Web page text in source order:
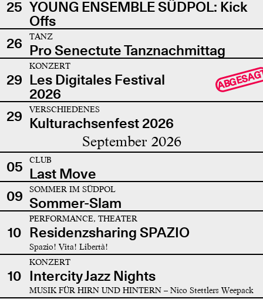
25 YOUNG ENSEMBLE SÜDPOL: Kick
Offs
26
TANZ
Pro Senectute Tanznachmittag
29
KONZERT
Les Digitales Festival
2026
29 VERSCHIEDENES
Kulturachsenfest 2026
September 2026
05 CLUB
Last Move
09
SOMMER IM SÜDPOL
Sommer-Slam
10
PERFORMANCE, THEATER
Residenzsharing SPAZIO
Spazio! Vita! Libertà!
10
KONZERT
Intercity Jazz Nights
MUSIK FÜR HIRN UND HINTERN – Nico Stettlers Weepack